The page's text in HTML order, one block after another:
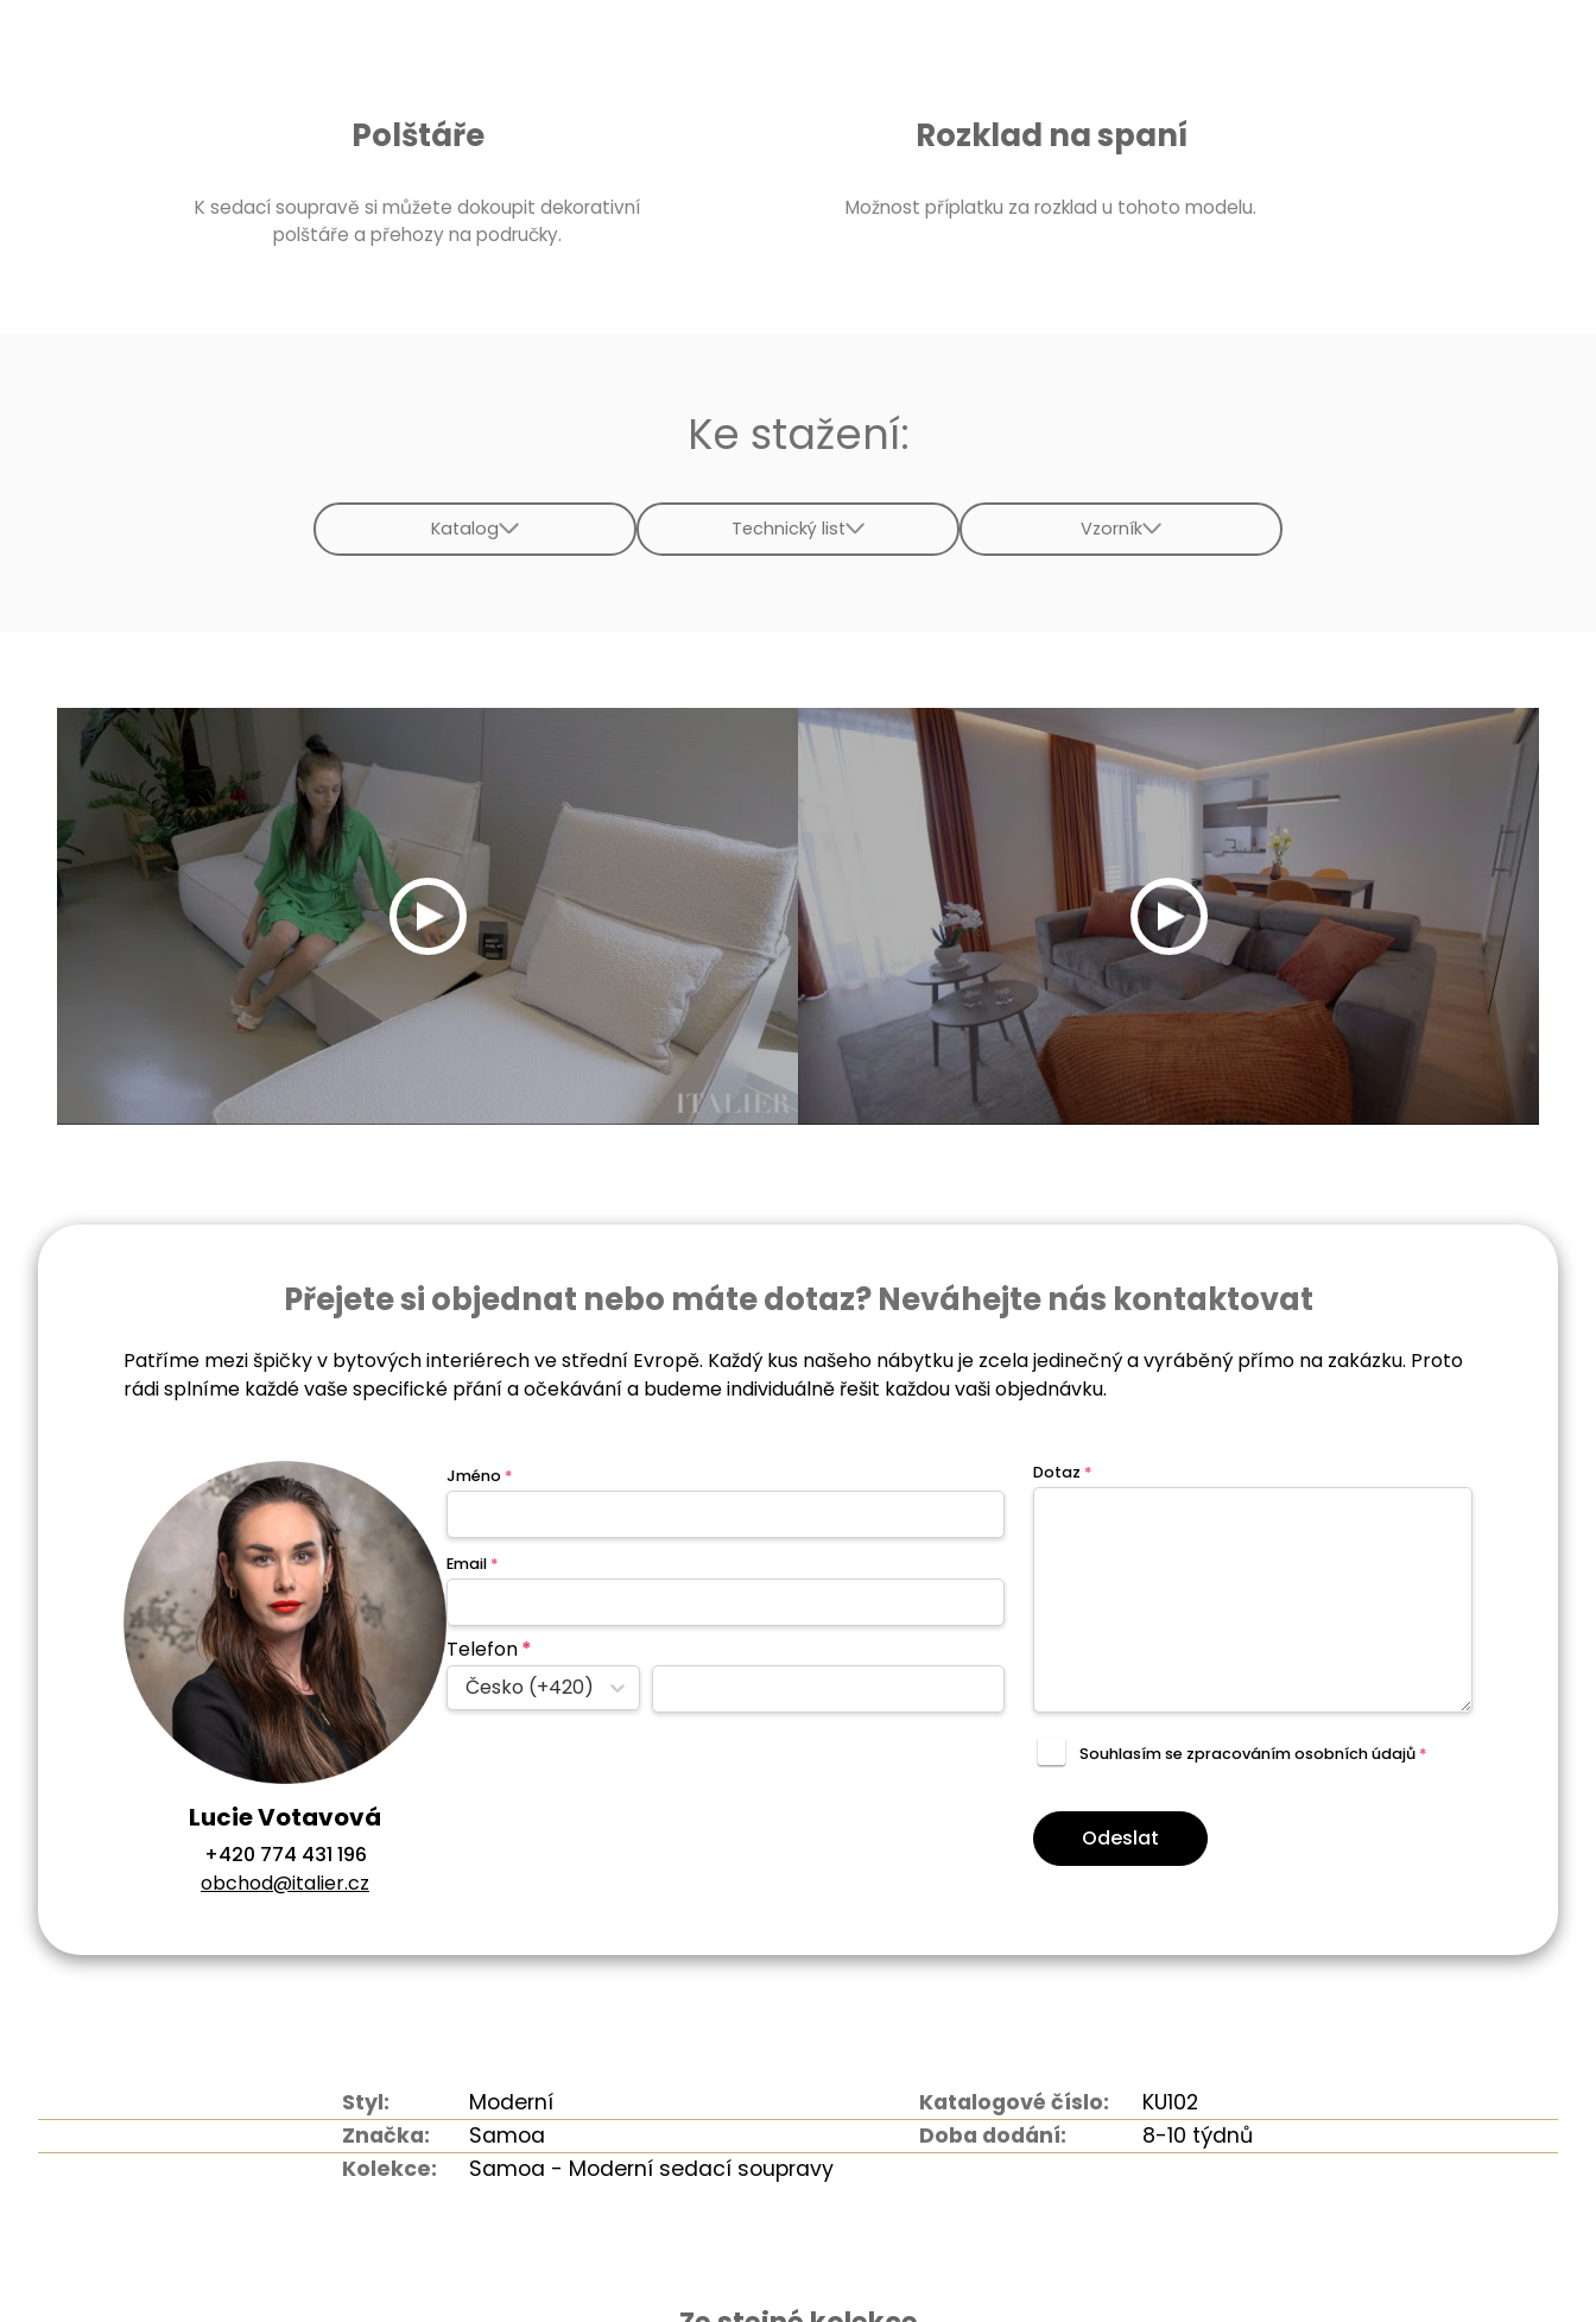
Polštáře
K sedací soupravě si můžete dokoupit dekorativní
polštáře a přehozy na područky.
Rozklad na spaní
Možnost příplatku za rozklad u tohoto modelu.
Ke stažení:
Katalog Technický list Vzorník
Přejete si objednat nebo máte dotaz? Neváhejte nás kontaktovat
Patříme mezi špičky v bytových interiérech ve střední Evropě. Každý kus našeho nábytku je zcela jedinečný a vyráběný přímo na zakázku. Proto
rádi splníme každé vaše specifické přání a očekávání a budeme individuálně řešit každou vaši objednávku.
Lucie Votavová
+420 774 431 196
obchod@italier.cz
Jméno *
Email *
Telefon*
Česko (+420)
Dotaz *
Souhlasím se zpracovánímosobních údajů *
Odeslat
Styl: Moderní Katalogové číslo:
KU102
Značka:
Samoa Doba dodání:
8-10 týdnů
Kolekce:
Samoa - Moderní sedací soupravy